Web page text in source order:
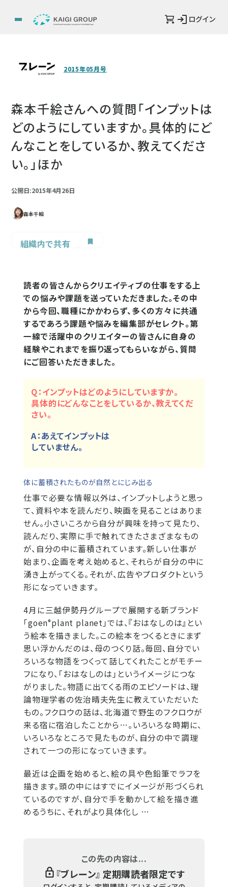
ログイン
2015年05月号
森本千絵さんへの質問「インプットは
どのようにしていますか。具体的にど
んなことをしているか、教えてくださ
い。」ほか
公開日:2015年4月26日
森本千絵
組織内で共有
読者の皆さんからクリエイティブの仕事をする上
での悩みや課題を送っていただきました。その中
から今回、職種にかかわらず、多くの方々に共通
するであろう課題や悩みを編集部がセレクト。第
一線で活躍中のクリエイターの皆さんに自身の
経験やこれまでを振り返ってもらいながら、質問
にご回答いただきました。
Q：インプットはどのようにしていますか。
具体的にどんなことをしているか、教えてくだ
さい。
A：あえてインプットは
していません。
体に蓄積されたものが自然とにじみ出る
仕事で必要な情報以外は、インプットしようと思っ
て、資料や本を読んだり、映画を見ることはありま
せん。小さいころから自分が興味を持って見たり、
読んだり、実際に手で触れてきたさまざまなもの
が、自分の中に蓄積されています。新しい仕事が
始まり、企画を考え始めると、それらが自分の中に
湧き上がってくる。それが、広告やプロダクトという
形になっていきます。
4月に三越伊勢丹グループで展開する新ブランド
「goen°plant planet」では、『おはなしのは』とい
う絵本を描きました。この絵本をつくるときにまず
思い浮かんだのは、母のつくり話。毎回、自分でい
ろいろな物語をつくって話してくれたことがモチー
フになり、「おはなしのは」というイメージにつな
がりました。物語に出てくる雨のエピソードは、理
論物理学者の佐治晴夫先生に教えていただいた
もの。フクロウの話は、北海道で野生のフクロウが
来る宿に宿泊したことから…。いろいろな時期に、
いろいろなところで見たものが、自分の中で調理
されて一つの形になっていきます。
最近は企画を始めると、絵の具や色鉛筆でラフを
描きます。頭の中にはすでにイメージが形づくられ
ているのですが、自分で手を動かして絵を描き進
めるうちに、それがより具体化し …
この先の内容は...
『ブレーン』 定期購読者限定です